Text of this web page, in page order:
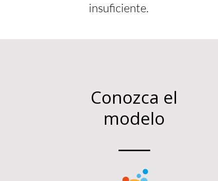
insuficiente.
Conozca el
modelo